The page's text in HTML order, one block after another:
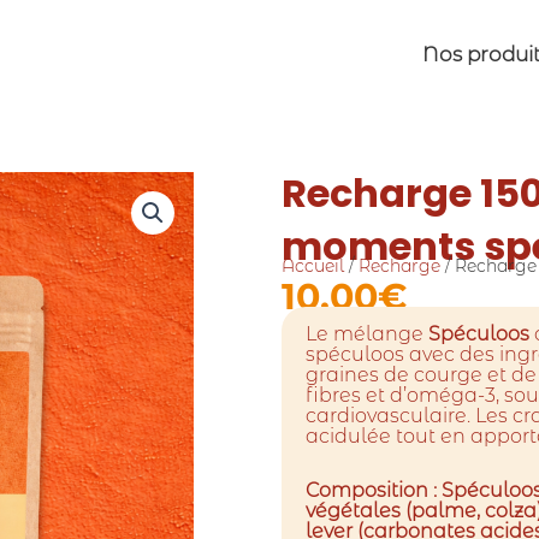
Nos
Recharge
moments
Accueil/Recharge/
10.00€
Le mélange Spéculoos
spéculoos avec des
graines de courge et
fibres et d’oméga-3,
cardiovasculaire. Les
acidulée tout en
Composition :
végétales (palme,
lever (carbonates